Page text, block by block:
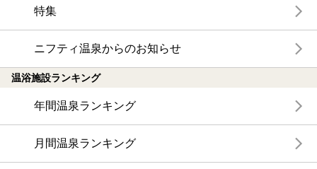
特集
ニフティ温泉からのお知らせ
温浴施設ランキング
年間温泉ランキング
月間温泉ランキング